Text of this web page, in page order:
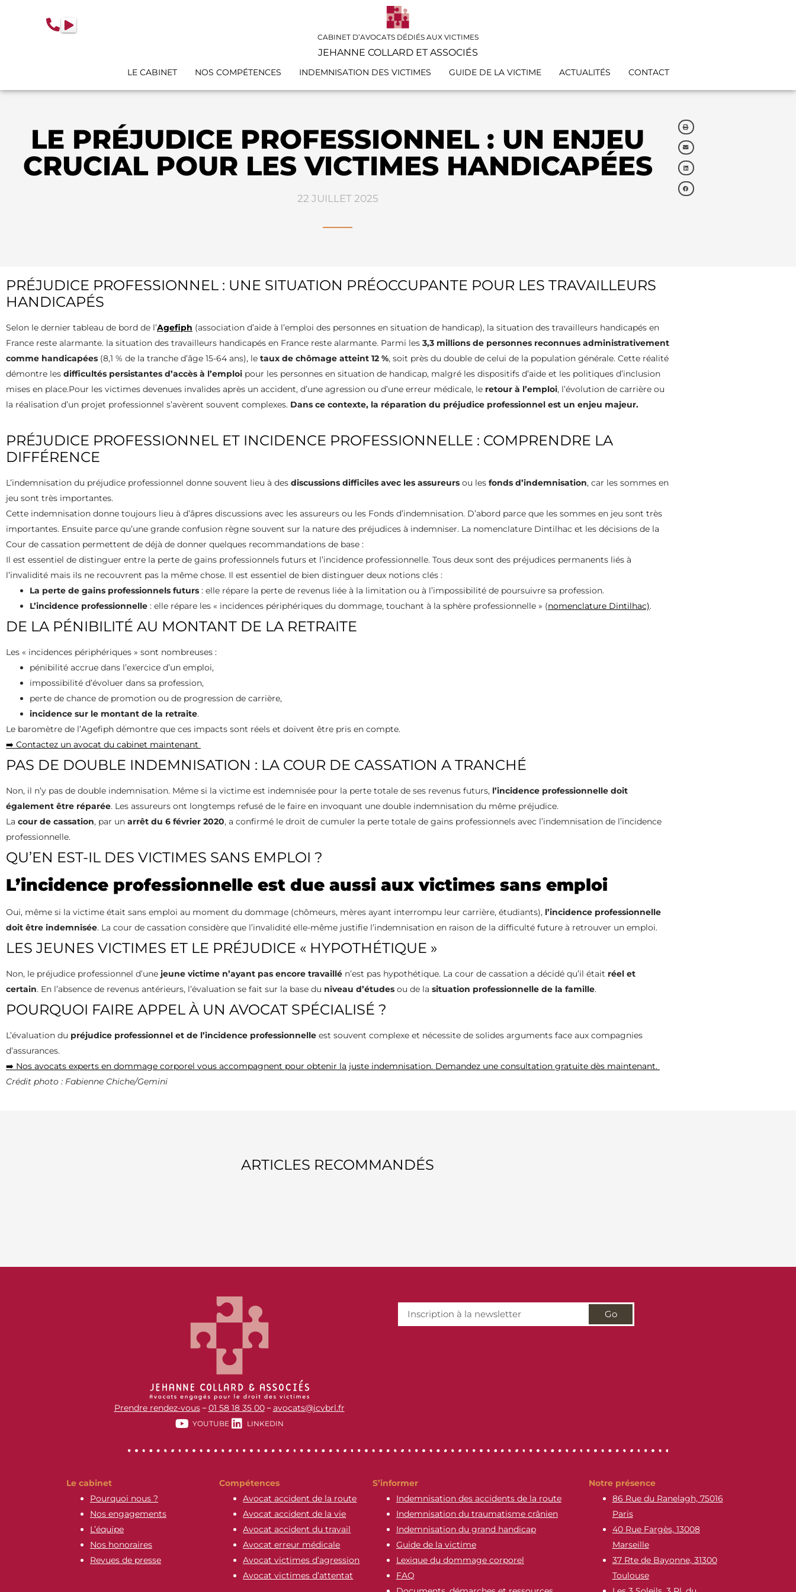
CABINET D’AVOCATS DÉDIÉS AUX VICTIMES
JEHANNE COLLARD ET ASSOCIÉS
LE CABINET NOS COMPÉTENCES INDEMNISATION DES VICTIMES GUIDE DE LA VICTIME ACTUALITÉS CONTACT
LE PRÉJUDICE PROFESSIONNEL : UN ENJEU
CRUCIAL POUR LES VICTIMES HANDICAPÉES
22 JUILLET 2025
PRÉJUDICE PROFESSIONNEL : UNE SITUATION PRÉOCCUPANTE POUR LES TRAVAILLEURS
HANDICAPÉS
Selon le dernier tableau de bord de l’Agefiph (association d’aide à l’emploi des personnes en situation de handicap), la situation des travailleurs handicapés en
France reste alarmante. la situation des travailleurs handicapés en France reste alarmante. Parmi les 3,3 millions de personnes reconnues administrativement
comme handicapées (8,1 % de la tranche d’âge 15-64 ans), le taux de chômage atteint 12 %, soit près du double de celui de la population générale. Cette réalité
démontre les difficultés persistantes d’accès à l’emploi pour les personnes en situation de handicap, malgré les dispositifs d’aide et les politiques d’inclusion
mises en place.Pour les victimes devenues invalides après un accident, d’une agression ou d’une erreur médicale, le retour à l’emploi, l’évolution de carrière ou
la réalisation d’un projet professionnel s’avèrent souvent complexes. Dans ce contexte, la réparation du préjudice professionnel est un enjeu majeur.
PRÉJUDICE PROFESSIONNEL ET INCIDENCE PROFESSIONNELLE : COMPRENDRE LA
DIFFÉRENCE
L’indemnisation du préjudice professionnel donne souvent lieu à des discussions difficiles avec les assureurs ou les fonds d’indemnisation, car les sommes en
jeu sont très importantes.
Cette indemnisation donne toujours lieu à d’âpres discussions avec les assureurs ou les Fonds d’indemnisation. D’abord parce que les sommes en jeu sont très
importantes. Ensuite parce qu’une grande confusion règne souvent sur la nature des préjudices à indemniser. La nomenclature Dintilhac et les décisions de la
Cour de cassation permettent de déjà de donner quelques recommandations de base :
Il est essentiel de distinguer entre la perte de gains professionnels futurs et l’incidence professionnelle. Tous deux sont des préjudices permanents liés à
l’invalidité mais ils ne recouvrent pas la même chose. Il est essentiel de bien distinguer deux notions clés :
La perte de gains professionnels futurs : elle répare la perte de revenus liée à la limitation ou à l’impossibilité de poursuivre sa profession.
L’incidence professionnelle : elle répare les « incidences périphériques du dommage, touchant à la sphère professionnelle » (nomenclature Dintilhac).
DE LA PÉNIBILITÉ AU MONTANT DE LA RETRAITE
Les « incidences périphériques » sont nombreuses :
pénibilité accrue dans l’exercice d’un emploi,
impossibilité d’évoluer dans sa profession,
perte de chance de promotion ou de progression de carrière,
incidence sur le montant de la retraite.
Le baromètre de l’Agefiph démontre que ces impacts sont réels et doivent être pris en compte.
➡️ Contactez un avocat du cabinet maintenant
PAS DE DOUBLE INDEMNISATION : LA COUR DE CASSATION A TRANCHÉ
Non, il n’y pas de double indemnisation. Même si la victime est indemnisée pour la perte totale de ses revenus futurs, l’incidence professionnelle doit
également être réparée. Les assureurs ont longtemps refusé de le faire en invoquant une double indemnisation du même préjudice.
La cour de cassation, par un arrêt du 6 février 2020, a confirmé le droit de cumuler la perte totale de gains professionnels avec l’indemnisation de l’incidence
professionnelle.
QU’EN EST-IL DES VICTIMES SANS EMPLOI ?
L’incidence professionnelle est due aussi aux victimes sans emploi
Oui, même si la victime était sans emploi au moment du dommage (chômeurs, mères ayant interrompu leur carrière, étudiants), l’incidence professionnelle
doit être indemnisée. La cour de cassation considère que l’invalidité elle-même justifie l’indemnisation en raison de la difficulté future à retrouver un emploi.
LES JEUNES VICTIMES ET LE PRÉJUDICE « HYPOTHÉTIQUE »
Non, le préjudice professionnel d’une jeune victime n’ayant pas encore travaillé n’est pas hypothétique. La cour de cassation a décidé qu’il était réel et
certain. En l’absence de revenus antérieurs, l’évaluation se fait sur la base du niveau d’études ou de la situation professionnelle de la famille.
POURQUOI FAIRE APPEL À UN AVOCAT SPÉCIALISÉ ?
L’évaluation du préjudice professionnel et de l’incidence professionnelle est souvent complexe et nécessite de solides arguments face aux compagnies
d’assurances.
➡️ Nos avocats experts en dommage corporel vous accompagnent pour obtenir la juste indemnisation. Demandez une consultation gratuite dès maintenant.
Crédit photo : Fabienne Chiche/Gemini
ARTICLES RECOMMANDÉS
Prendre rendez-vous–01 58 18 35 00–avocats@jcvbrl.fr
YOUTUBE LINKEDIN
Go
Le cabinet
Pourquoi nous ?
Nos engagements
L’équipe
Nos honoraires
Revues de presse
Compétences
Avocat accident de la route
Avocat accident de la vie
Avocat accident du travail
Avocat erreur médicale
Avocat victimes d’agression
Avocat victimes d’attentat
S’informer
Indemnisation des accidents de la route
Indemnisation du traumatisme crânien
Indemnisation du grand handicap
Guide de la victime
Lexique du dommage corporel
FAQ
Notre présence
86 Rue du Ranelagh, 75016
Paris
40 Rue Fargès, 13008
Marseille
37 Rte de Bayonne, 31300
Toulouse